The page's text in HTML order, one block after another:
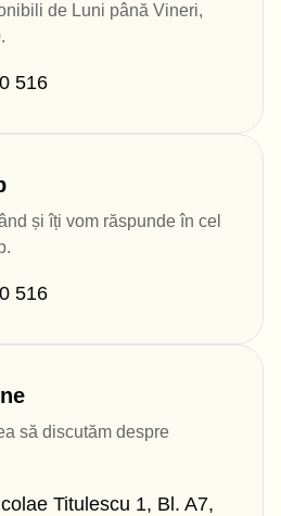
de Luni până Vineri,
516
și îți vom răspunde în cel
516
să discutăm despre
Titulescu 1, Bl. A7,